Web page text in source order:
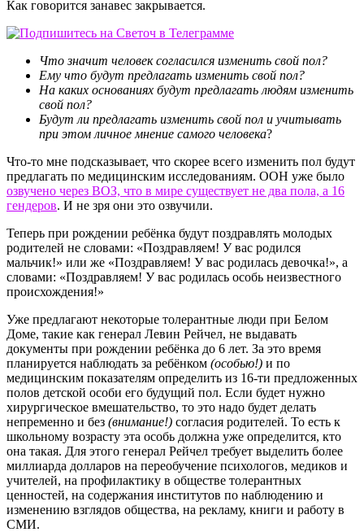
Как говорится занавес закрывается.
Что значит человек согласился изменить свой пол?
Ему что будут предлагать изменить свой пол?
На каких основаниях будут предлагать людям изменить
свой пол?
Будут ли предлагать изменить свой пол и учитывать
при этом личное мнение самого человека?
Что-то мне подсказывает, что скорее всего изменить пол будут
предлагать по медицинским исследованиям. ООН уже было
озвучено через ВОЗ, что в мире существует не два пола, а 16
гендеров. И не зря они это озвучили.
Теперь при рождении ребёнка будут поздравлять молодых
родителей не словами: «Поздравляем! У вас родился
мальчик!» или же «Поздравляем! У вас родилась девочка!», а
словами: «Поздравляем! У вас родилась особь неизвестного
происхождения!»
Уже предлагают некоторые толерантные люди при Белом
Доме, такие как генерал Левин Рейчел, не выдавать
документы при рождении ребёнка до 6 лет. За это время
планируется наблюдать за ребёнком (особью!) и по
медицинским показателям определить из 16-ти предложенных
полов детской особи его будущий пол. Если будет нужно
хирургическое вмешательство, то это надо будет делать
непременно и без (внимание!) согласия родителей. То есть к
школьному возрасту эта особь должна уже определится, кто
она такая. Для этого генерал Рейчел требует выделить более
миллиарда долларов на переобучение психологов, медиков и
учителей, на профилактику в обществе толерантных
ценностей, на содержания институтов по наблюдению и
изменению взглядов общества, на рекламу, книги и работу в
СМИ.